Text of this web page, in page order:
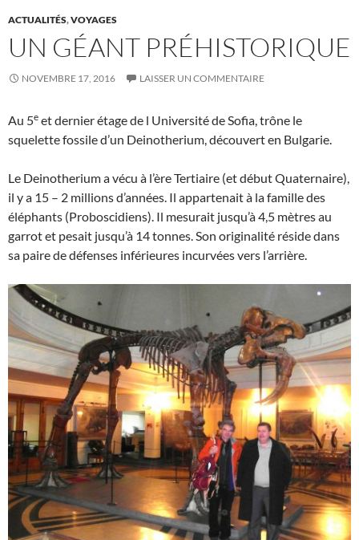
ACTUALITÉS,VOYAGES
UN GÉANT PRÉHISTORIQUE
NOVEMBRE 17, 2016 LAISSER UN COMMENTAIRE
Au 5e et dernier étage de l Université de Sofia, trône le
squelette fossile d’un Deinotherium, découvert en Bulgarie.
Le Deinotherium a vécu à l’ère Tertiaire (et début Quaternaire),
il y a 15 – 2 millions d’années. Il appartenait à la famille des
éléphants (Proboscidiens). Il mesurait jusqu’à 4,5 mètres au
garrot et pesait jusqu’à 14 tonnes. Son originalité réside dans
sa paire de défenses inférieures incurvées vers l’arrière.